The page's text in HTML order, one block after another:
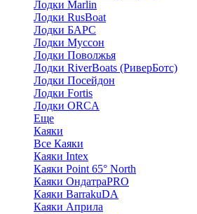
Лодки Marlin
Лодки RusBoat
Лодки БАРС
Лодки Муссон
Лодки Поволжья
Лодки RiverBoats (РиверБотс)
Лодки Посейдон
Лодки Fortis
Лодки ORCA
Еще
Каяки
Все Каяки
Каяки Intex
Каяки Point 65° North
Каяки ОндатраPRO
Каяки BarrakuDA
Каяки Априла